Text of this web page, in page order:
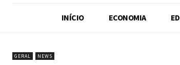
INÍCIO ECONOMIA
GERAL NEWS